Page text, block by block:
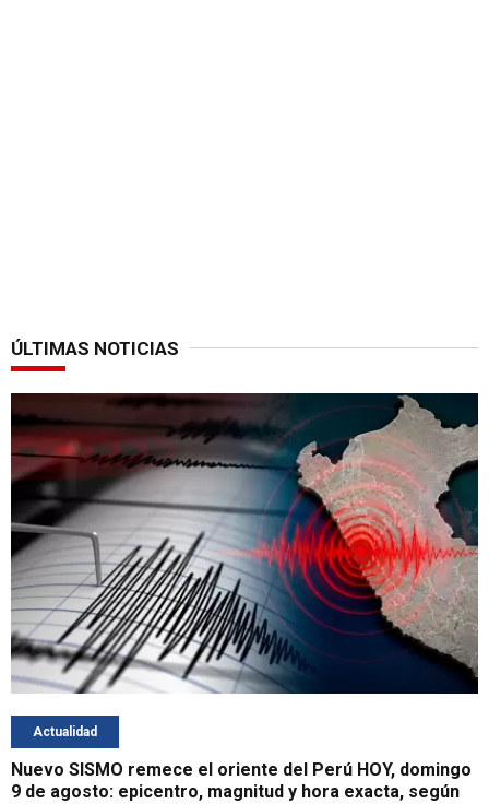
ÚLTIMAS NOTICIAS
Actualidad
Nuevo SISMO remece el oriente del Perú HOY, domingo
9 de agosto: epicentro, magnitud y hora exacta, según